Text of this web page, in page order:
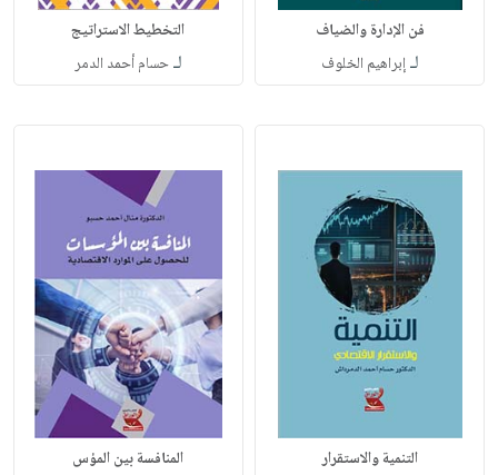
فن الإدارة والضياف
لـإبراهيم الخلوف
التخطيط الاستراتيج
لـحسام أحمد الدمر
التنمية والاستقرار المنافسة بين المؤس